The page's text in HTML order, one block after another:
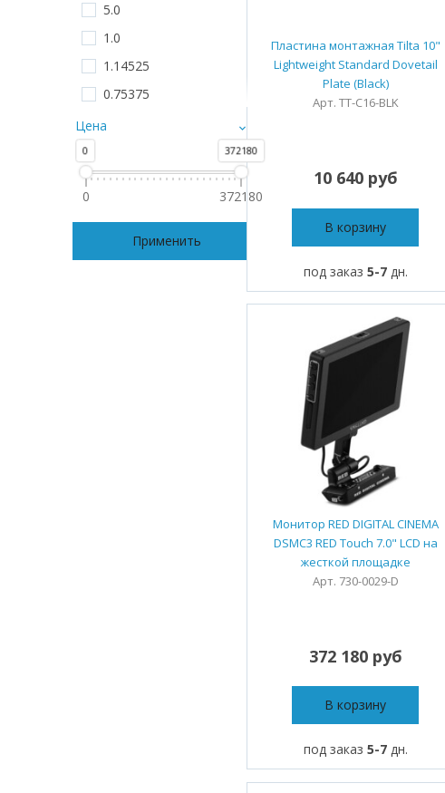
Пластина монтажная Tilta 10"
Lightweight Standard Dovetail
Plate (Black)
Арт. TT-C16-BLK
10 640 руб
В корзину
под заказ 5-7дн.
Монитор RED DIGITAL CINEMA
DSMC3 RED Touch 7.0" LCD на
жесткой площадке
Арт. 730-0029-D
372 180 руб
В корзину
под заказ 5-7дн.
5.0
1.0
1.14525
0.75375
Цена
0 372180
0 372180
Применить